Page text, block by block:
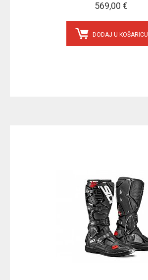
569,00 €
DODAJ U KOŠARICU